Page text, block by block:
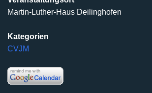
Martin-Luther-Haus Deilinghofen
Kategorien
CVJM